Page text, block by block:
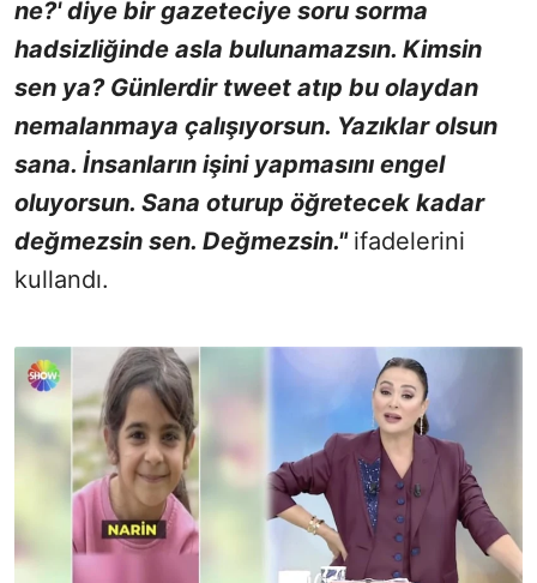
ne?' diye bir gazeteciye soru sorma
hadsizliğinde asla bulunamazsın. Kimsin
sen ya? Günlerdir tweet atıp bu olaydan
nemalanmaya çalışıyorsun. Yazıklar olsun
sana. İnsanların işini yapmasını engel
oluyorsun. Sana oturup öğretecek kadar
değmezsin sen. Değmezsin." ifadelerini
kullandı.